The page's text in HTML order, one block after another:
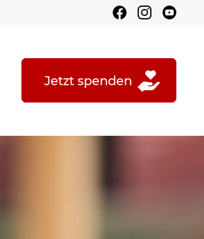
Jetzt spenden